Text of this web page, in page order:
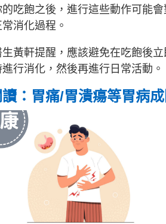
的吃飽之後，進行這些動作可能
消化過程。
生黃軒提醒，應該避免在吃飽後
行消化，然後再進行日常活動。
：胃痛/胃潰瘍等胃病